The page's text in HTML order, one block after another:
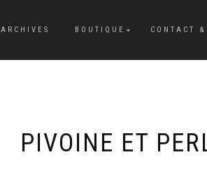
ARCHIVES BOUTIQUE CONTACT
PIVOINE ET